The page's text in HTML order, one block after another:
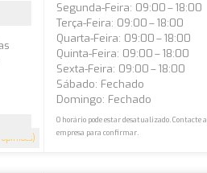
Segunda-Feira: 09:00 – 18:00
Terça-Feira: 09:00 – 18:00
Quarta-Feira: 09:00 – 18:00
Quinta-Feira: 09:00 – 18:00
Sexta-Feira: 09:00 – 18:00
Sábado: Fechado
Domingo: Fechado
O horário pode estar desatualizado. Contacte a
empresa para confirmar.